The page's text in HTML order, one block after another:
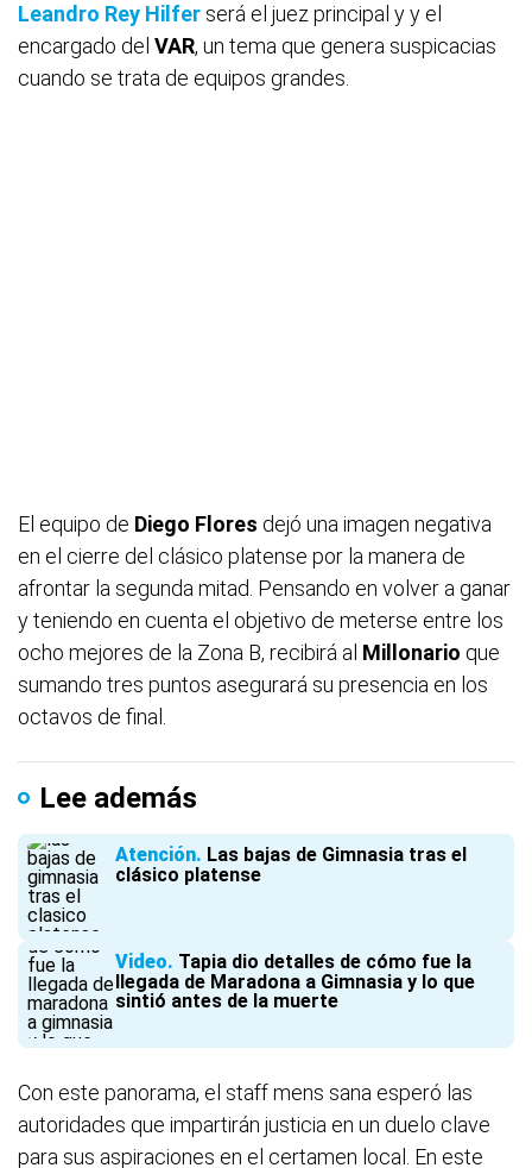
Leandro Rey Hilfer será el juez principal y y el
encargado del VAR, un tema que genera suspicacias
cuando se trata de equipos grandes.
El equipo de Diego Flores dejó una imagen negativa
en el cierre del clásico platense por la manera de
afrontar la segunda mitad. Pensando en volver a ganar
y teniendo en cuenta el objetivo de meterse entre los
ocho mejores de la Zona B, recibirá al Millonario que
sumando tres puntos asegurará su presencia en los
octavos de final.
Lee además
Atención Las bajas de Gimnasia tras el
clásico platense
Video Tapia dio detalles de cómo fue la
llegada de Maradona a Gimnasia y lo que
sintió antes de la muerte
Con este panorama, el staff mens sana esperó las
autoridades que impartirán justicia en un duelo clave
para sus aspiraciones en el certamen local. En este